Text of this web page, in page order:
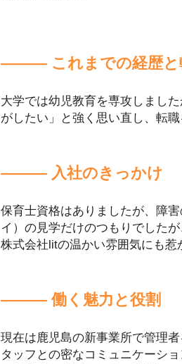
――― これまでの経歴と
大学では幼児教育を専攻しまし
がしたい」と強く思い直し、転職
――― 入社のきっかけ
保育士資格はありましたが、障
イ）の見学だけのつもりでした
株式会社litの温かい雰囲気にも惹
――― 働く魅力と役割
現在は鹿児島の新事業所で管理
タッフとの密なコミュニケーシ